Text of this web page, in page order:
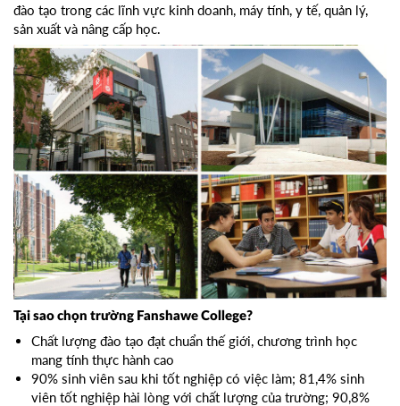
đào tạo trong các lĩnh vực kinh doanh, máy tính, y tế, quản lý,
sản xuất và nâng cấp học.
Tại sao chọn trường Fanshawe College?
Chất lượng đào tạo đạt chuẩn thế giới, chương trình học
mang tính thực hành cao
90% sinh viên sau khi tốt nghiệp có việc làm; 81,4% sinh
viên tốt nghiệp hài lòng với chất lượng của trường; 90,8%